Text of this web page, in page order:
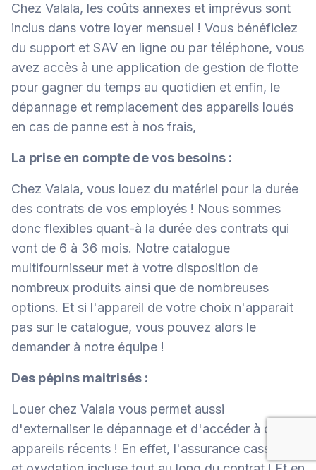
Chez Valala, les coûts annexes et imprévus sont
inclus dans votre loyer mensuel ! Vous bénéficiez
du support et SAV en ligne ou par téléphone, vous
avez accès à une application de gestion de flotte
pour gagner du temps au quotidien et enfin, le
dépannage et remplacement des appareils loués
en cas de panne est à nos frais,
La prise en compte de vos besoins :
Chez Valala, vous louez du matériel pour la durée
des contrats de vos employés ! Nous sommes
donc flexibles quant-à la durée des contrats qui
vont de 6 à 36 mois. Notre catalogue
multifournisseur met à votre disposition de
nombreux produits ainsi que de nombreuses
options. Et si l'appareil de votre choix n'apparait
pas sur le catalogue, vous pouvez alors le
demander à notre équipe !
​Des pépins maitrisés :
Louer chez Valala vous permet aussi
d'externaliser le dépannage et d'accéder à des
appareils récents ! En effet, l'assurance casse, vol